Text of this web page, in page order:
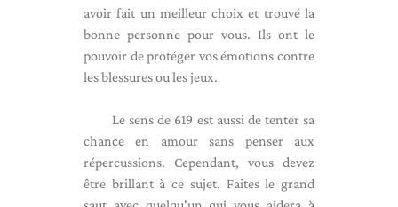
avoir fait un meilleur choix et trouvé la
bonne personne pour vous. Ils ont le
pouvoir de protéger vos émotions contre
les blessures ou les jeux.
Le sens de 619 est aussi de tenter sa
chance en amour sans penser aux
répercussions. Cependant, vous devez
être brillant à ce sujet. Faites le grand